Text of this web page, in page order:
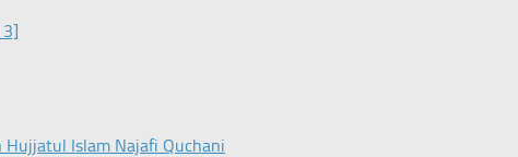
Hujjatul Islam Najafi Quchani